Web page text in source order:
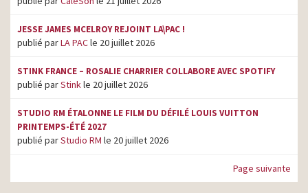
JESSE JAMES MCELROY REJOINT LA\PAC !
publié parLA PACle 20 juillet 2026
STINK FRANCE – ROSALIE CHARRIER COLLABORE AVEC SPOTIFY
publié parStinkle 20 juillet 2026
STUDIO RM ÉTALONNE LE FILM DU DÉFILÉ LOUIS VUITTON
PRINTEMPS-ÉTÉ 2027
publié parStudio RM le 20 juillet 2026
Page suivante